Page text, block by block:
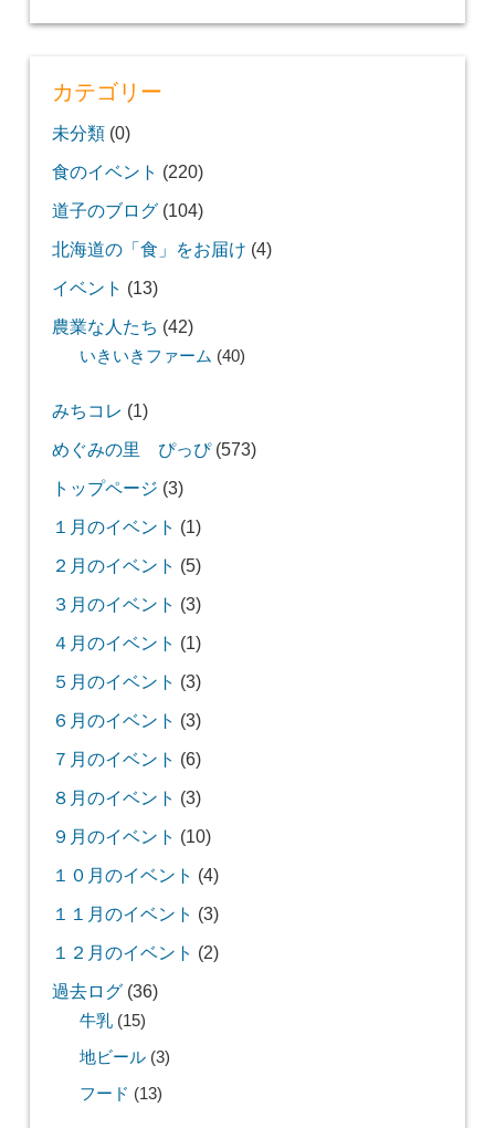
カテゴリー
未分類(0)
食のイベント (220)
道子のブログ(104)
北海道の「食」をお届け (4)
イベント (13)
農業な人たち (42)
いきいきファーム (40)
みちコレ (1)
めぐみの里 ぴっぴ(573)
トップページ (3)
１月のイベント (1)
２月のイベント (5)
３月のイベント (3)
４月のイベント (1)
５月のイベント (3)
６月のイベント (3)
７月のイベント (6)
８月のイベント (3)
９月のイベント (10)
１０月のイベント (4)
１１月のイベント (3)
１２月のイベント (2)
過去ログ(36)
牛乳(15)
地ビール(3)
フード (13)